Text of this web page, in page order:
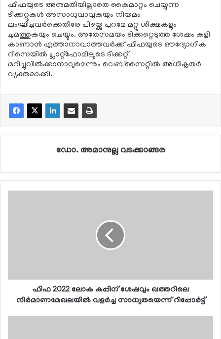
ഫിഫയുടെ അനുമതിയില്ലാതെ കൈമാറ്റം ചെയ്യുന്ന
ടിക്കറ്റുകള്‍ അസാധുവാവുകയും നിയമം
ലംഘിച്ചവര്‍ക്കെതിരേ പിഴയ്ക്കു പുറമേ മറ്റു ശിക്ഷകളും
ചുമത്തുകയും ചെയ്യും. അതേസമയം ടിക്കറ്റെടുത്ത ശേഷം കളി
കാണാന്‍ എത്താനാവാത്തവര്‍ക്ക് ഫിഫയുടെ ഔദ്യോഗിക
റീസെയില്‍ പ്ലാറ്റ്‌ഫോമിലൂടെ ടിക്കറ്റ്
മറിച്ചുവില്‍ക്കാനാവുമെന്നും വെബ്‌സൈറ്റില്‍ അധികൃതര്‍
വ്യക്തമാക്കി.
ഡോ. അമാനുല്ല വടക്കാങ്ങര
ഫിഫ 2022 ലോക കപ്പിന് ശേഷവും ഖത്തറിലെ
നിര്‍മാണമേഖലയില്‍ വളര്‍ച്ച സാധ്യതയെന്ന് റിപ്പോര്‍ട്ട്